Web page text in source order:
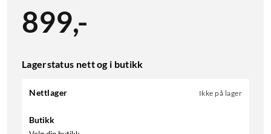
899,-
Lagerstatus nett og i butikk
Nettlager Ikke på lager
Butikk